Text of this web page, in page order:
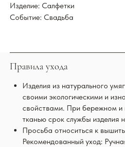
Изделие: Салфетки
Событие: Свадьба
Правила ухода
Изделия из натурального
своими экологическими и
свойствами. При бережном и
тканью срок службы изделия
Просьба относиться к
Рекомендованный уход: